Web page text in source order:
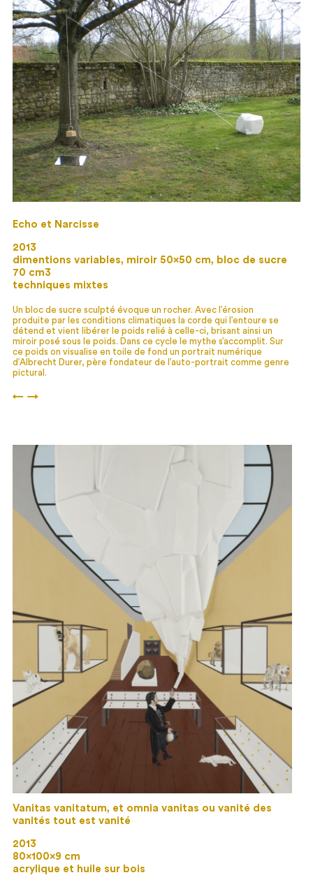
Echo et Narcisse
2013
dimentions variables, miroir 50×50 cm, bloc de sucre
70 cm3
techniques mixtes
Un bloc de sucre sculpté évoque un rocher. Avec l’érosion
produite par les conditions climatiques la corde qui l’entoure se
détend et vient libérer le poids relié à celle-ci, brisant ainsi un
miroir posé sous le poids. Dans ce cycle le mythe s’accomplit. Sur
ce poids on visualise en toile de fond un portrait numérique
d’Albrecht Durer, père fondateur de l’auto-portrait comme genre
pictural.
← →
Vanitas vanitatum, et omnia vanitas ou vanité des
vanités tout est vanité
2013
80×100×9 cm
acrylique et huile sur bois